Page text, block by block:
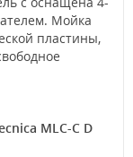
Мойка
пластины,
MLC-C D